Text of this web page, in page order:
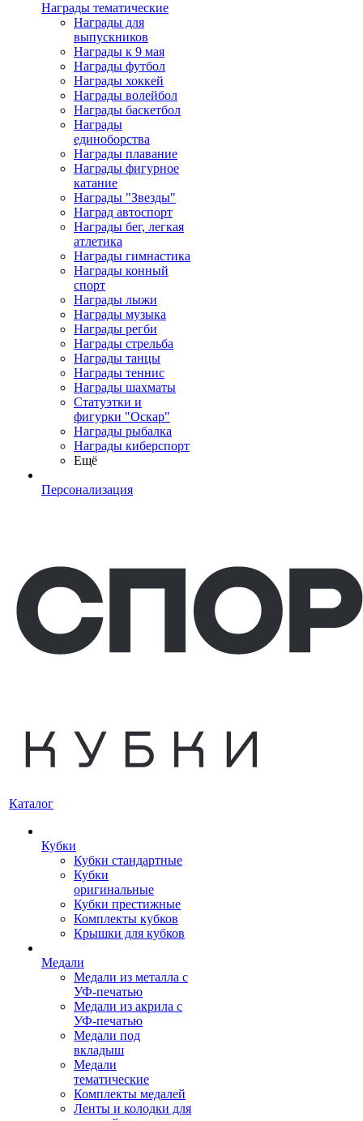
Награды тематические
Награды для
выпускников
Награды к 9 мая
Награды футбол
Награды хоккей
Награды волейбол
Награды баскетбол
Награды
единоборства
Награды плавание
Награды фигурное
катание
Награды "Звезды"
Наград автоспорт
Награды бег, легкая
атлетика
Награды гимнастика
Награды конный
спорт
Награды лыжи
Награды музыка
Награды регби
Награды стрельба
Награды танцы
Награды теннис
Награды шахматы
Статуэтки и
фигурки "Оскар"
Награды рыбалка
Награды киберспорт
Ещё
Персонализация
Каталог
Кубки
Кубки стандартные
Кубки
оригинальные
Кубки престижные
Комплекты кубков
Крышки для кубков
Медали
Медали из металла с
УФ-печатью
Медали из акрила с
УФ-печатью
Медали под
вкладыш
Медали
тематические
Комплекты медалей
Ленты и колодки для